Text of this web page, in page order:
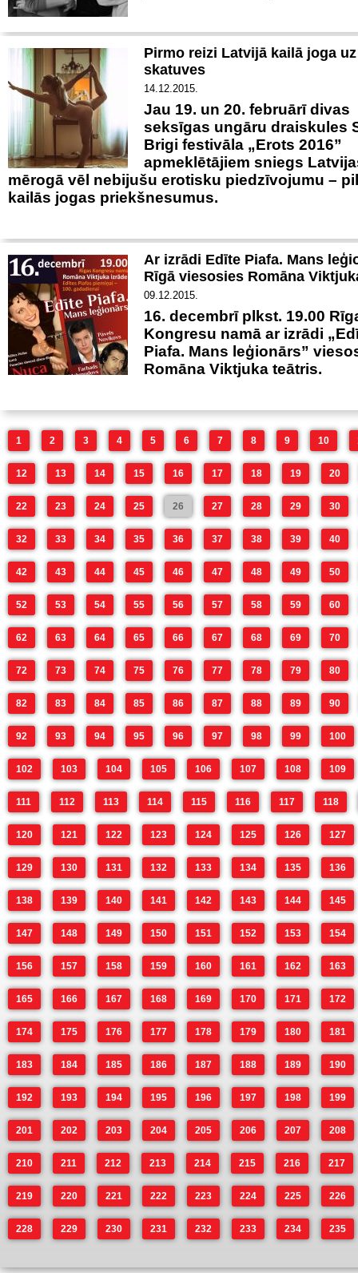
Pirmo reizi Latvijā kailā joga
skatuves
14.12.2015.
Jau 19. un 20. februārī divas
seksīgas ungāru draiskules
Brigi festivāla „Erots 2016”
apmeklētājiem sniegs
mērogā vēl nebijušu erotisku piedzīvojumu –
kailās jogas priekšnesumus.
Ar izrādi Edīte Piafa. Mans
Rīgā viesosies Romāna
09.12.2015.
16. decembrī plkst. 19.00
Kongresu namā ar izrādi
Piafa. Mans leģionārs”
Romāna Viktjuka teātris.
1 2 3 4 5 6 7 8 9 10
12 13 14 15 16 17 18 19 20
22 23 24 25 26 27 28 29 30
32 33 34 35 36 37 38 39 40
42 43 44 45 46 47 48 49 50
52 53 54 55 56 57 58 59 60
62 63 64 65 66 67 68 69 70
72 73 74 75 76 77 78 79 80
82 83 84 85 86 87 88 89 90
92 93 94 95 96 97 98 99 100
102 103 104 105 106 107 108 109
111 112 113 114 115 116 117 118
120 121 122 123 124 125 126 127
129 130 131 132 133 134 135 136
138 139 140 141 142 143 144 145
147 148 149 150 151 152 153 154
156 157 158 159 160 161 162 163
165 166 167 168 169 170 171 172
174 175 176 177 178 179 180 181
183 184 185 186 187 188 189 190
192 193 194 195 196 197 198 199
201 202 203 204 205 206 207 208
210 211 212 213 214 215 216 217
219 220 221 222 223 224 225 226
228 229 230 231 232 233 234 235